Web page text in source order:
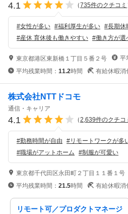
4.1 （735件のクチコミ
#女性が多い #福利厚生が多い #長期休
#産休 育休後も働きやすい #働き方が選
東京都港区東新橋１丁目５番２号 平
平均残業時間： 11.2時間 有給休暇消
株式会社NTTドコモ
通信・キャリア
4.1 （2,639件のクチコ
#勤務時間が自由 #リモートワークが多
#職場がアットホーム #制服が可愛い
東京都千代田区永田町２丁目１１番１号
平均残業時間： 21.5時間 有給休暇消
リモート可／プロダクトマネージ